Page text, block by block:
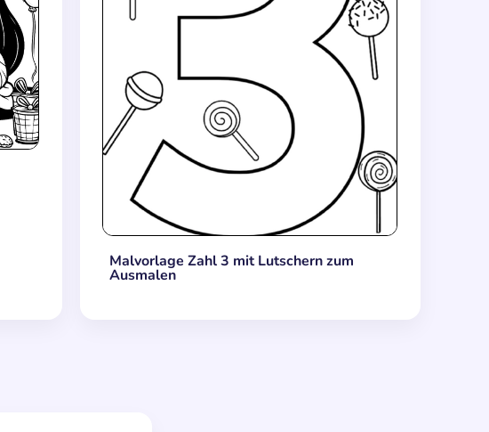
Malvorlage Zahl 3 mit Lutschern zum
Ausmalen